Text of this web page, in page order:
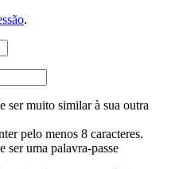
.
ser muito similar à sua outra
pelo menos 8 caracteres.
ser uma palavra-passe